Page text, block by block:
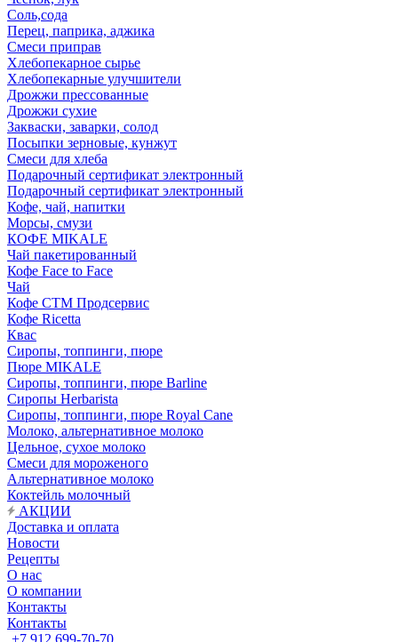
Соль,сода
Перец, паприка, аджика
Смеси приправ
Хлебопекарное сырье
Хлебопекарные улучшители
Дрожжи прессованные
Дрожжи сухие
Закваски, заварки, солод
Посыпки зерновые, кунжут
Смеси для хлеба
Подарочный сертификат электронный
Подарочный сертификат электронный
Кофе, чай, напитки
Морсы, смузи
КОФЕ MIKALE
Чай пакетированный
Кофе Face to Face
Чай
Кофе СТМ Продсервис
Кофе Ricetta
Квас
Сиропы, топпинги, пюре
Пюре MIKALE
Сиропы, топпинги, пюре Barline
Сиропы Herbarista
Сиропы, топпинги, пюре Royal Cane
Молоко, альтернативное молоко
Цельное, сухое молоко
Смеси для мороженого
Альтернативное молоко
Коктейль молочный
АКЦИИ
Доставка и оплата
Новости
Рецепты
О нас
О компании
Контакты
Контакты
+7 912 699-70-70